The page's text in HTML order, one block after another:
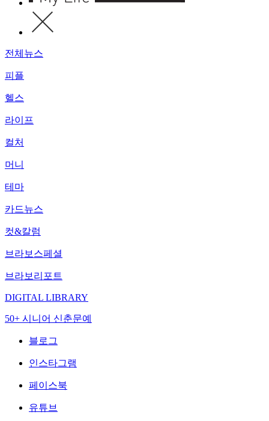
전체뉴스
피플
헬스
라이프
컬처
머니
테마
카드뉴스
컷&칼럼
브라보스페셜
브라보리포트
DIGITAL LIBRARY
50+ 시니어 신춘문예
블로그
인스타그램
페이스북
유튜브